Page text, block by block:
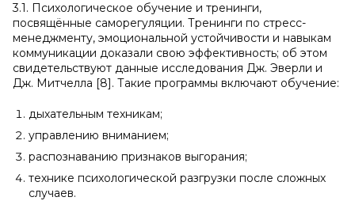
3.1. Психологическое обучение и тренинги,
посвящённые саморегуляции. Тренинги по стресс-
менеджменту, эмоциональной устойчивости и навыкам
коммуникации доказали свою эффективность; об этом
свидетельствуют данные исследования Дж. Эверли и
Дж. Митчелла [8]. Такие программы включают обучение:
дыхательным техникам;
управлению вниманием;
распознаванию признаков выгорания;
технике психологической разгрузки после сложных
случаев.